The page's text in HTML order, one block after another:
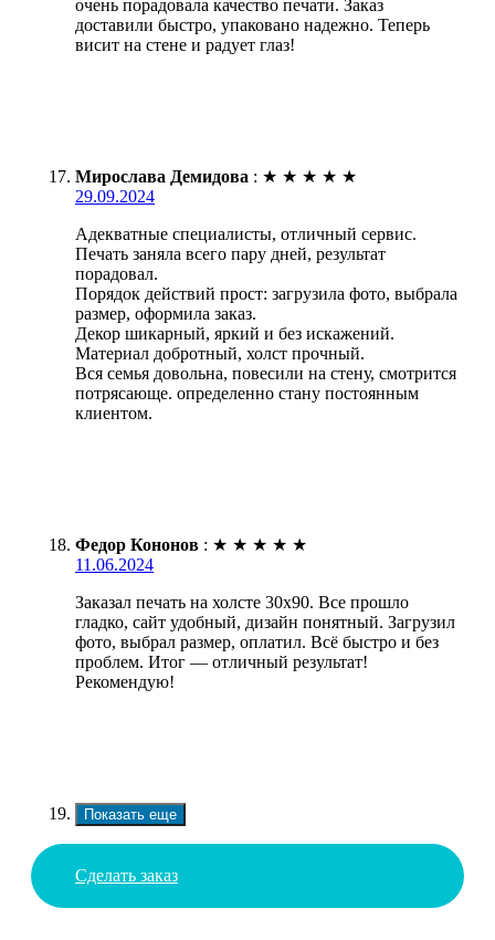
очень порадовала качество печати. Заказ
доставили быстро, упаковано надежно. Теперь
висит на стене и радует глаз!
Мирослава Демидова : ★ ★ ★ ★ ★
29.09.2024
Адекватные специалисты, отличный сервис.
Печать заняла всего пару дней, результат
порадовал.
Порядок действий прост: загрузила фото, выбрала
размер, оформила заказ.
Декор шикарный, яркий и без искажений.
Материал добротный, холст прочный.
Вся семья довольна, повесили на стену, смотрится
потрясающе. определенно стану постоянным
клиентом.
Федор Кононов : ★ ★ ★ ★ ★
11.06.2024
Заказал печать на холсте 30х90. Все прошло
гладко, сайт удобный, дизайн понятный. Загрузил
фото, выбрал размер, оплатил. Всё быстро и без
проблем. Итог — отличный результат!
Рекомендую!
Показать еще
Сделать заказ